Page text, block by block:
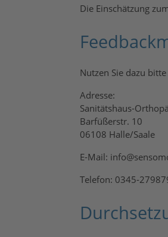
Die Einschätzung
Nutzen Sie dazu
Adresse:
Sanitätshaus-
Barfüßerstr. 10
06108 Halle/Saale
E-Mail:
Telefon: 0345-